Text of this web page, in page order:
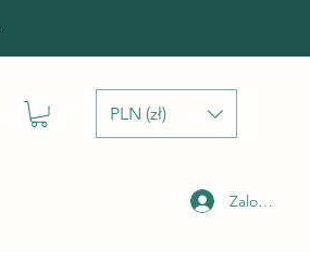
PLN (zł)
Zaloguj się